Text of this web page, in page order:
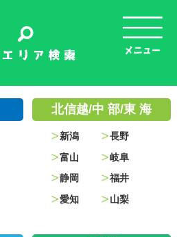
北信越/中 部/東 海
新潟
長野
富山
岐阜
静岡
福井
愛知
山梨